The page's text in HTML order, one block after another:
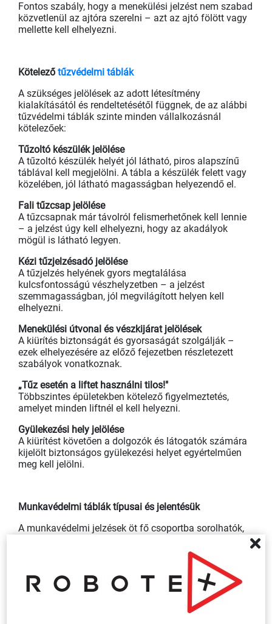
Fontos szabály, hogy a menekülési jelzést nem szabad
közvetlenül az ajtóra szerelni – azt az ajtó fölött vagy
mellette kell elhelyezni.
Kötelező tűzvédelmi táblák
A szükséges jelölések az adott létesítmény
kialakításától és rendeltetésétől függnek, de az alábbi
tűzvédelmi táblák szinte minden vállalkozásnál
kötelezőek:
Tűzoltó készülék jelölése
A tűzoltó készülék helyét jól látható, piros alapszínű
táblával kell megjelölni. A tábla a készülék felett vagy
közelében, jól látható magasságban helyezendő el.
Fali tűzcsap jelölése
A tűzcsapnak már távolról felismerhetőnek kell lennie
– a jelzést úgy kell elhelyezni, hogy az akadályok
mögül is látható legyen.
Kézi tűzjelzésadó jelölése
A tűzjelzés helyének gyors megtalálása
kulcsfontosságú vészhelyzetben – a jelzést
szemmagasságban, jól megvilágított helyen kell
elhelyezni.
Menekülési útvonal és vészkijárat jelölések
A kiürítés biztonságát és gyorsaságát szolgálják –
ezek elhelyezésére az előző fejezetben részletezett
szabályok vonatkoznak.
„Tűz esetén a liftet használni tilos!"
Többszintes épületekben kötelező figyelmeztetés,
amelyet minden liftnél el kell helyezni.
Gyülekezési hely jelölése
A kiürítést követően a dolgozók és látogatók számára
kijelölt biztonságos gyülekezési helyet egyértelműen
meg kell jelölni.
Munkavédelmi táblák típusai és jelentésük
A munkavédelmi jelzések öt fő csoportba sorolhatók,
Piros kör alakú jelzések, átlós piros vonallal. Azt jelzik,
hogy az adott cselekvés tilos.
Leggyakoribb példák: Dohányozni tilos – Nyílt láng